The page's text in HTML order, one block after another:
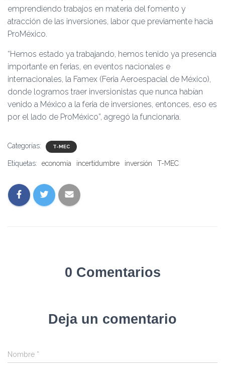
emprendiendo trabajos en materia del fomento y
atracción de las inversiones, labor que previamente hacia
ProMéxico.
“Hemos estado ya trabajando, hemos tenido ya presencia
importante en ferias, en eventos nacionales e
internacionales, la Famex (Feria Aeroespacial de México),
donde logramos traer inversionistas que nunca habían
venido a México a la feria de inversiones, entonces, eso es
por el lado de ProMéxico”, agregó la funcionaria.
Categorías: T-MEC
Etiquetas: economía incertidumbre inversión T-MEC
0 Comentarios
Deja un comentario
Nombre *